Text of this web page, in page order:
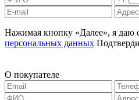
Нажимая кнопку «Далее», я даю
персональных данных
О покупателе